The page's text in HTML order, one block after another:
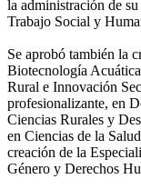
la administración de
Trabajo Social y
Se aprobó también la
Biotecnología
Rural e Innovación
profesionalizante, en
Ciencias Rurales y
en Ciencias de la
creación de la
Género y Derechos